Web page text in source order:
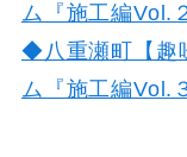
ム『施工編Vol.
◆八重瀬町【趣
ム『施工編Vol.